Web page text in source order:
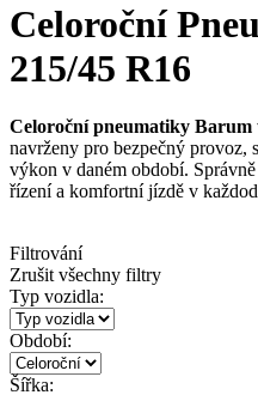
Celoroční
215/45 R16
Celoroční pneumatiky Barum
navrženy pro bezpečný provoz,
výkon v daném období.
řízení a komfortní jízdě v
Filtrování
Zrušit všechny filtry
Typ vozidla:
Období:
Šířka: